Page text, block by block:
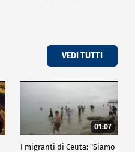
VEDI TUTTI
01:07
I migranti di Ceuta: "Siamo